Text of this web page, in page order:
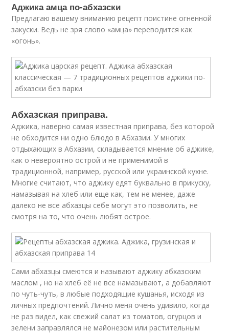
Аджика амца по-абхазски
Предлагаю вашему вниманию рецепт поистине огненной
закуски. Ведь не зря слово «амца» переводится как
«огонь».
Абхазская приправа.
Аджика, наверно самая известная приправа, без которой
не обходится ни одно блюдо в Абхазии. У многих
отдыхающих в Абхазии, складывается мнение об аджике,
как о невероятно острой и не применимой в
традиционной, например, русской или украинской кухне.
Многие считают, что аджику едят буквально в прикуску,
намазывая на хлеб или еще как, тем не менее, даже
далеко не все абхазцы себе могут это позволить, не
смотря на то, что очень любят острое.
Сами абхазцы смеются и называют аджику абхазским
маслом , но на хлеб её не все намазывают, а добавляют
по чуть-чуть, в любые подходящие кушанья, исходя из
личных предпочтений. Лично меня очень удивило, когда
не раз видел, как свежий салат из томатов, огурцов и
зелени заправлялся не майонезом или растительным